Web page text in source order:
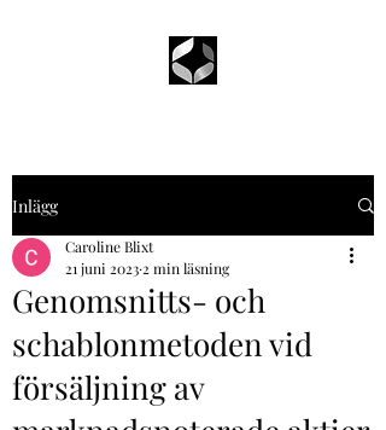
Inlägg
Genomsnitts- och
schablonmetoden vid
försäljning av
Caroline Blixt
21 juni 2023 2 min läsning